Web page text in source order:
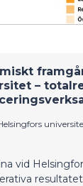
–
vid